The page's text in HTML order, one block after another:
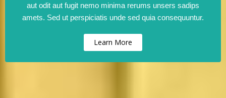
aut odit aut fugit nemo minima rerums unsers sadips
amets. Sed ut perspiciatis unde sed quia consequuntur.
Learn More